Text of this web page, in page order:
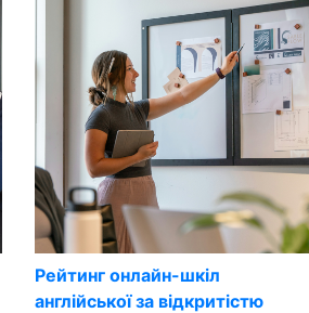
Рейтинг онлайн-шкіл
англійської за відкритістю